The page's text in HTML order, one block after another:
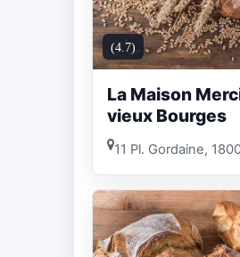
(4.7)
La Maison
vieux Bourges
11 Pl. Gordaine,